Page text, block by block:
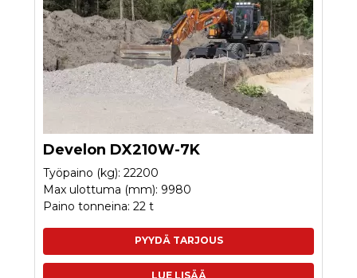
Develon DX210W-7K
Työpaino (kg): 22200
Max ulottuma (mm): 9980
Paino tonneina: 22 t
PYYDÄ TARJOUS
LUE LISÄÄ